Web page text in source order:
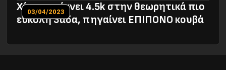
Χάστης ρίχνει 4.5k στην θεωρητικά πιο
εύκολη 3άδα, πηγαίνει ΕΠΙΠΟΝΟ κουβά
03/04/2023